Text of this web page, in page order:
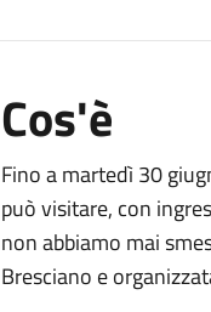
Cos'è
Fino a martedì 30
può visitare, con
non abbiamo mai
Bresciano e